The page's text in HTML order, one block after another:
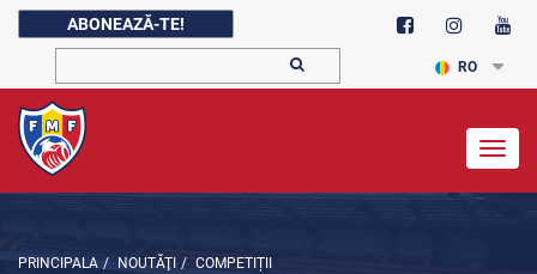
ABONEAZĂ-TE!
RO
PRINCIPALA / NOUTĂŢI / COMPETIȚII